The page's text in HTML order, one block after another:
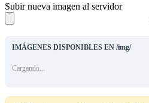
Subir nueva imagen al servidor
IMÁGENES DISPONIBLES EN /img/
Cargando...